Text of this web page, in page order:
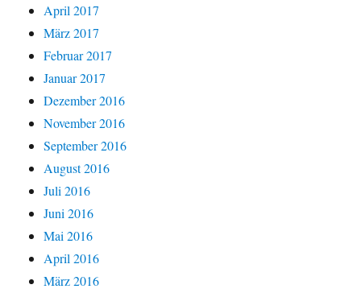
April 2017
März 2017
Februar 2017
Januar 2017
Dezember 2016
November 2016
September 2016
August 2016
Juli 2016
Juni 2016
Mai 2016
April 2016
März 2016